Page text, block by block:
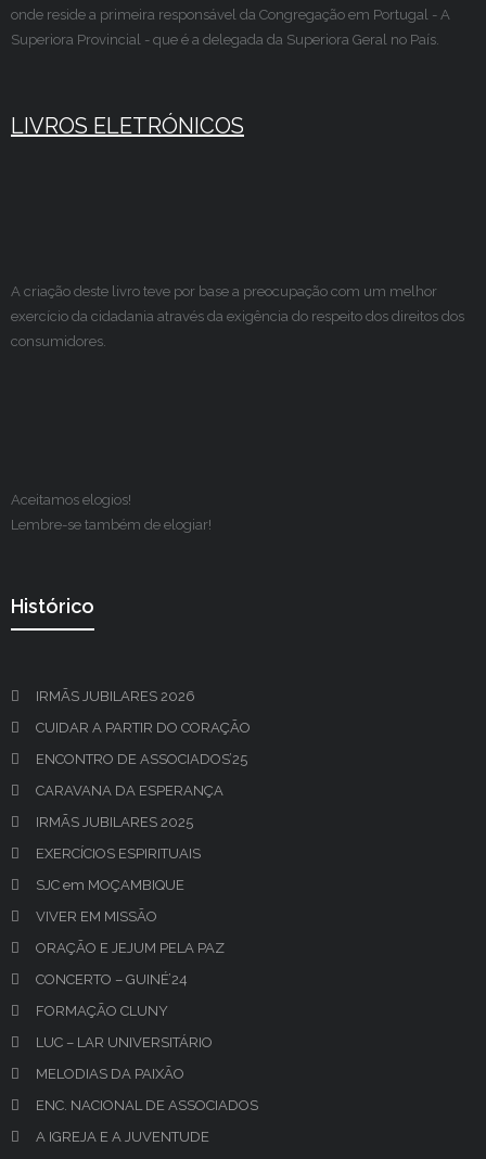
onde reside a primeira responsável da Congregação em Portugal - A
Superiora Provincial - que é a delegada da Superiora Geral no País.
LIVROS ELETRÓNICOS
A criação deste livro teve por base a preocupação com um melhor
exercício da cidadania através da exigência do respeito dos direitos dos
consumidores.
Aceitamos elogios!
Lembre-se também de elogiar!
Histórico
IRMÃS JUBILARES 2026
CUIDAR A PARTIR DO CORAÇÃO
ENCONTRO DE ASSOCIADOS’25
CARAVANA DA ESPERANÇA
IRMÃS JUBILARES 2025
EXERCÍCIOS ESPIRITUAIS
SJC em MOÇAMBIQUE
VIVER EM MISSÃO
ORAÇÃO E JEJUM PELA PAZ
CONCERTO – GUINÉ’24
FORMAÇÃO CLUNY
LUC – LAR UNIVERSITÁRIO
MELODIAS DA PAIXÃO
ENC. NACIONAL DE ASSOCIADOS
A IGREJA E A JUVENTUDE